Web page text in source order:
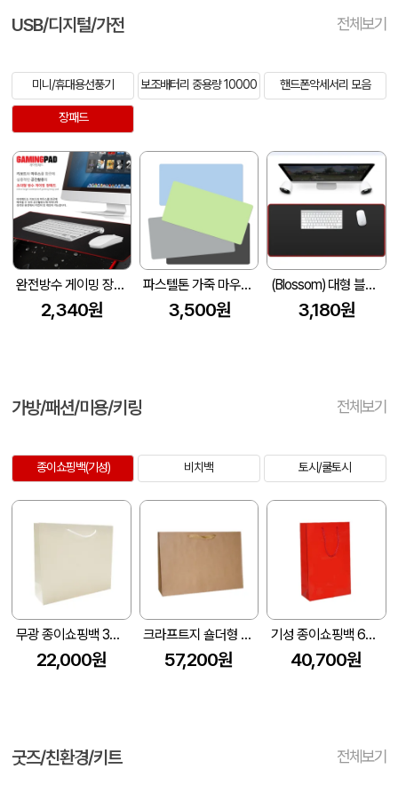
USB/디지털/가전 전체보기
미니/휴대용선풍기 보조배터리 중용량 10000 핸드폰악세서리 모음
장패드
완전방수 게이밍 장패드 (780x300x5mm)
2,340원
파스텔톤 가죽 마우스장패드 (900X400X2mm)
3,500원
(Blossom) 대형 블랙 마우스패드 1P
3,180원
가방/패션/미용/키링 전체보기
종이쇼핑백(기성) 비치백 토시/쿨토시
무광 종이쇼핑백 3호(백색) (1묶음-50EA)(330x100x290mm)
22,000원
크라프트지 숄더형 쇼핑백 中 (1묶음-100EA)(450x120x300mm)
57,200원
기성 종이쇼핑백 6호(레드) (1묶음-100EA)(180x80x300mm)
40,700원
굿즈/친환경/키트 전체보기